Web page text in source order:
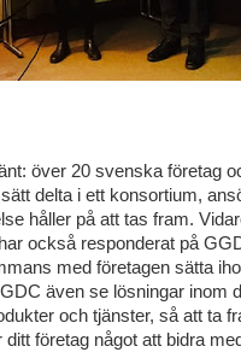
över 20 svenska företag
delta i ett konsortium,
håller på att tas fram.
också responderat på
med företagen sätta
även se lösningar inom
och tjänster, så att ta
företag något att bidra